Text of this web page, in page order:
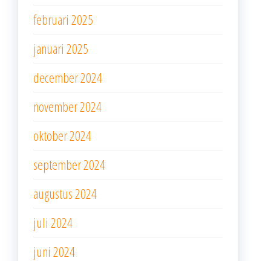
februari 2025
januari 2025
december 2024
november 2024
oktober 2024
september 2024
augustus 2024
juli 2024
juni 2024